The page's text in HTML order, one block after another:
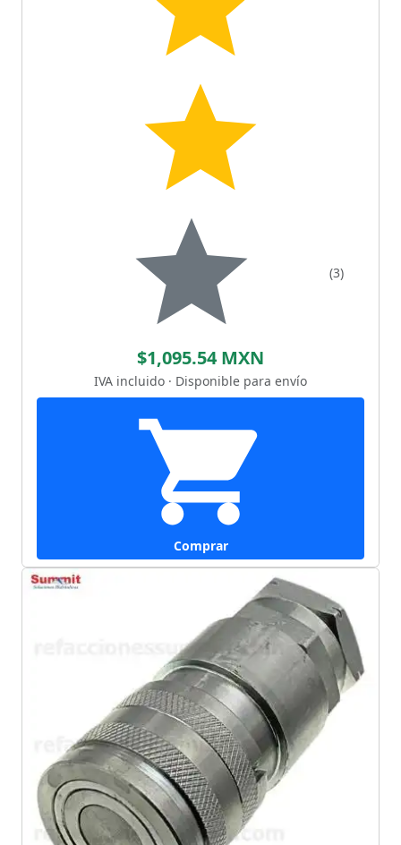
(3)
$1,095.54 MXN
IVA incluido · Disponible para envío
Comprar